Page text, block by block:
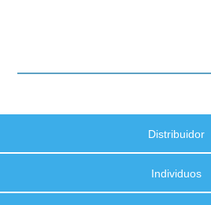
Distribuidor
Individuos